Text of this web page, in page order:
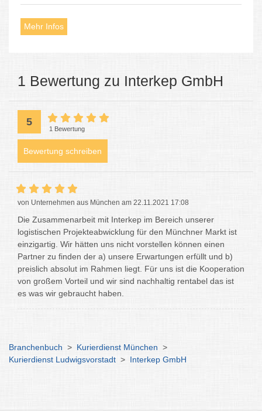
Mehr Infos
1 Bewertung zu Interkep GmbH
5
1 Bewertung
Bewertung schreiben
von Unternehmen aus München am 22.11.2021 17:08
Die Zusammenarbeit mit Interkep im Bereich unserer
logistischen Projekteabwicklung für den Münchner Markt ist
einzigartig. Wir hätten uns nicht vorstellen können einen
Partner zu finden der a) unsere Erwartungen erfüllt und b)
preislich absolut im Rahmen liegt. Für uns ist die Kooperation
von großem Vorteil und wir sind nachhaltig rentabel das ist
es was wir gebraucht haben.
Branchenbuch > Kurierdienst München >
Kurierdienst Ludwigsvorstadt > Interkep GmbH